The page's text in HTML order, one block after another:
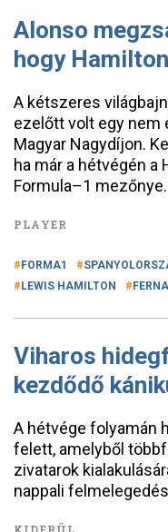
Alonso
hogy
A kétszeres
ezelőtt volt egy nem
Magyar Nagydíjon.
ha már a hétvégén a
Formula–1 mezőnye.
PLAYER
FORMA1
LEWIS HAMILTON
Viharos
kezdődő
A hétvége folyamán
felett, amelyből
zivatarok
nappali